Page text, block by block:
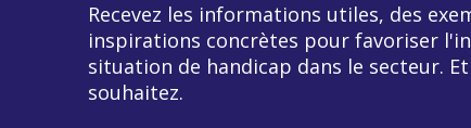
Recevez les informations utiles, des
inspirations concrètes pour favoriser
situation de handicap dans le secteur.
souhaitez.